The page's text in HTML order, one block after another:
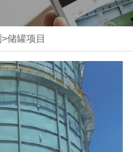
>储罐项目